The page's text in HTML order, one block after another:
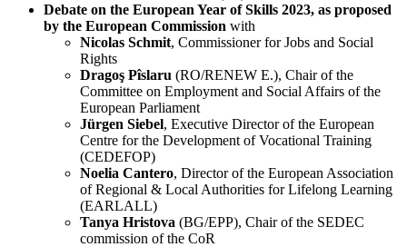
Debate on the European Year of Skills 2023, as proposed
by the European Commission with
Nicolas Schmit, Commissioner for Jobs and Social
Rights
Dragoş Pîslaru (RO/RENEW E.), Chair of the
Committee on Employment and Social Affairs of the
European Parliament
Jürgen Siebel, Executive Director of the European
Centre for the Development of Vocational Training
(CEDEFOP)
Noelia Cantero, Director of the European Association
of Regional & Local Authorities for Lifelong Learning
(EARLALL)​
Tanya Hristova (BG/EPP), Chair of the SEDEC
commission of the CoR